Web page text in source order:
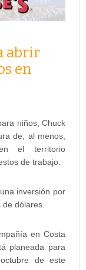
abrir
en
niños, Chuck
de, al menos,
en el territorio
de trabajo.
inversión por
dólares.
en Costa
planeada para
de este